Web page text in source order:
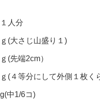
人分
(大さじ山盛り１)
(先端2cm）
(４等分にして外側１枚く
中1/6コ)